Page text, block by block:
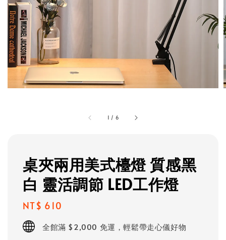
1 / 6
桌夾兩用美式檯燈 質感黑
白 靈活調節 LED工作燈
Regular
price
NT$ 610
全館滿 $2,000 免運，輕鬆帶走心儀好物